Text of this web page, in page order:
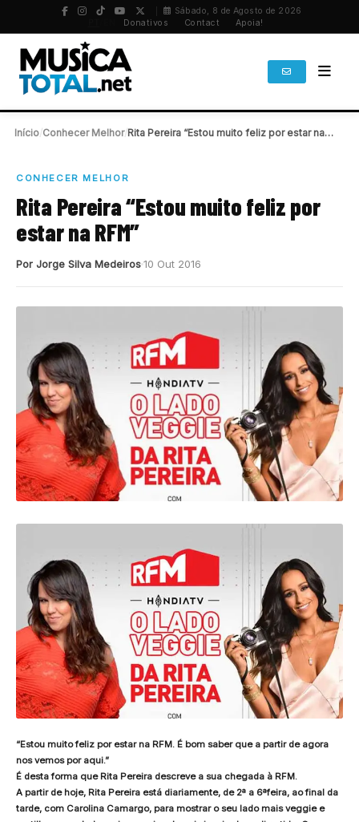
Sábado, 8 de Agosto de 2026
Donativos Contact Apoia!
Início Conhecer Melhor/ Rita Pereira “Estou muito feliz por estar na…
CONHECER MELHOR
Rita Pereira “Estou muito feliz por
estar na RFM”
Por Jorge Silva Medeiros10 Out 2016
“Estou muito feliz por estar na RFM. É bom saber que a partir de agora
nos vemos por aqui.”
É desta forma que Rita Pereira descreve a sua chegada à RFM.
A partir de hoje, Rita Pereira está diariamente, de 2ª a 6ªfeira, ao final da
tarde, com Carolina Camargo, para mostrar o seu lado mais veggie e